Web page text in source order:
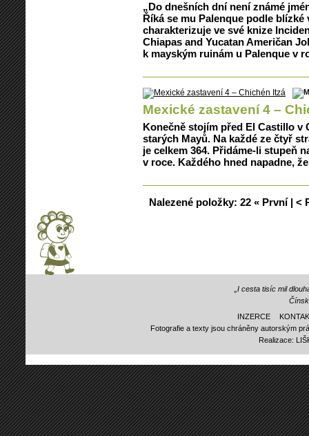
„Do dnešních dní není známé
Říká se mu Palenque podle
charakterizuje ve své knize
Chiapas and Yucatan Američan
k mayským ruinám u Palenque v
Mexické zastavení 4 –
Konečně stojím před El Castillo v
starých Mayů. Na každé ze čtyř
je celkem 364. Přidáme-li stupeň
v roce. Každého hned napadne,
Nalezené položky: 22 « První| <
„I cesta tisíc mil
INZERCE
Fotografie a texty jsou chráněny autorským
Realizace: